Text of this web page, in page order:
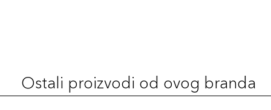
Ostali proizvodi od ovog branda